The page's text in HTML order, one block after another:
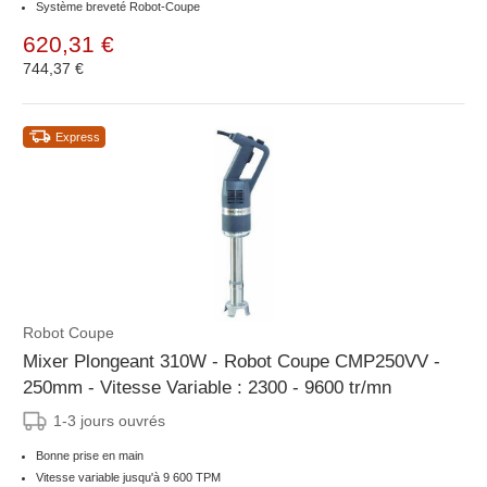
Système breveté Robot-Coupe
620,31 €
744,37 €
Express
Robot Coupe
Mixer Plongeant 310W - Robot Coupe CMP250VV -
250mm - Vitesse Variable : 2300 - 9600 tr/mn
1-3 jours ouvrés
Bonne prise en main
Vitesse variable jusqu'à 9 600 TPM